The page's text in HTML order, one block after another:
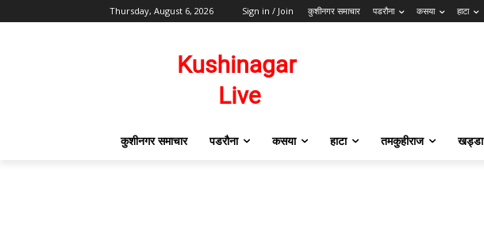
Thursday, August 6, 2026 Sign in / Join कुशीनगर समाचार पडरौना कसया हाटा
कुशीनगर समाचार पडरौना कसया हाटा तमकुहीराज खड्डा